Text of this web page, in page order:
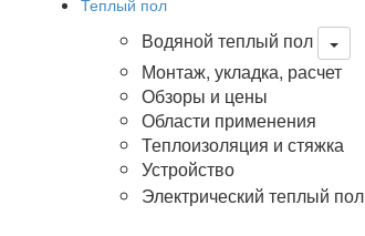
Теплый пол
Водяной теплый пол
Монтаж, укладка, расчет
Обзоры и цены
Области применения
Теплоизоляция и стяжка
Устройство
Электрический теплый пол